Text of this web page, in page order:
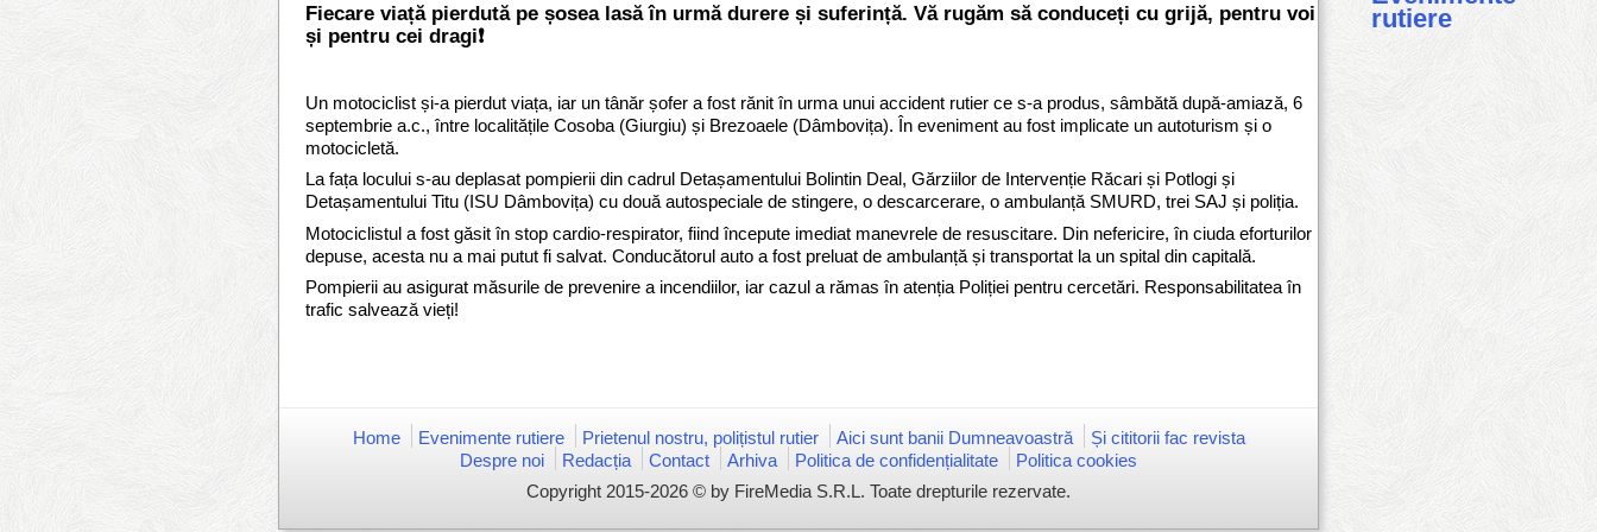
Fiecare viață pierdută pe șosea lasă în urmă durere și suferință. Vă rugăm să conduceți cu grijă, pentru voi
și pentru cei dragi❗️
Un motociclist și-a pierdut viața, iar un tânăr șofer a fost rănit în urma unui accident rutier ce s-a produs, sâmbătă după-amiază, 6
septembrie a.c., între localitățile Cosoba (Giurgiu) și Brezoaele (Dâmbovița). În eveniment au fost implicate un autoturism și o
motocicletă.
La fața locului s-au deplasat pompierii din cadrul Detașamentului Bolintin Deal, Gărziilor de Intervenție Răcari și Potlogi și
Detașamentului Titu (ISU Dâmbovița) cu două autospeciale de stingere, o descarcerare, o ambulanță SMURD, trei SAJ și poliția.
Motociclistul a fost găsit în stop cardio-respirator, fiind începute imediat manevrele de resuscitare. Din nefericire, în ciuda eforturilor
depuse, acesta nu a mai putut fi salvat. Conducătorul auto a fost preluat de ambulanță și transportat la un spital din capitală.
Pompierii au asigurat măsurile de prevenire a incendiilor, iar cazul a rămas în atenția Poliției pentru cercetări. Responsabilitatea în
trafic salvează vieți!
rutiere
Home Evenimente rutiere Prietenul nostru, polițistul rutier Aici sunt banii Dumneavoastră
Și cititorii fac revista
Despre noi
Redacția Contact Arhiva Politica de confidențialitate
Politica cookies
Copyright 2015-2026 © by FireMedia S.R.L. Toate drepturile rezervate.